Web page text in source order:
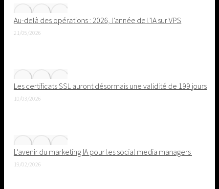
Au-delà des opérations : 2026, l’année de l’IA sur VPS
21/05/2026
Les certificats SSL auront désormais une validité de 199 jours
10/03/2026
L’avenir du marketing IA pour les social media managers
19/02/2026